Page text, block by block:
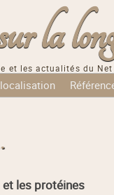
et les actualités du
et les protéines